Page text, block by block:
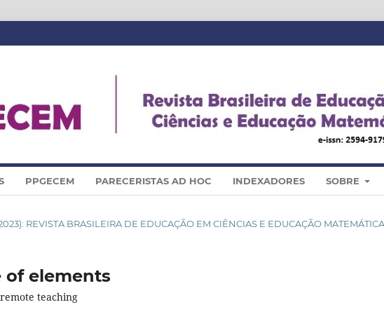
PPGECEM PARECERISTAS AD HOC INDEXADORES SOBRE
REVISTA BRASILEIRA DE EDUCAÇÃO EM CIÊNCIAS E EDUCAÇÃO MATEMÁTICA
of elements
teaching